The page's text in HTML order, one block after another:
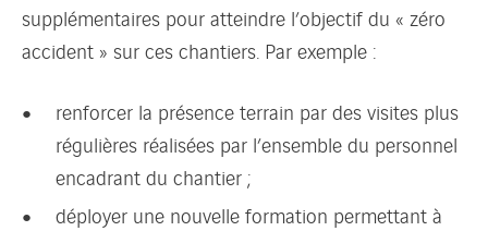
supplémentaires pour atteindre l’objectif du « zéro
accident » sur ces chantiers. Par exemple :
renforcer la présence terrain par des visites plus
régulières réalisées par l’ensemble du personnel
encadrant du chantier ;
déployer une nouvelle formation permettant à